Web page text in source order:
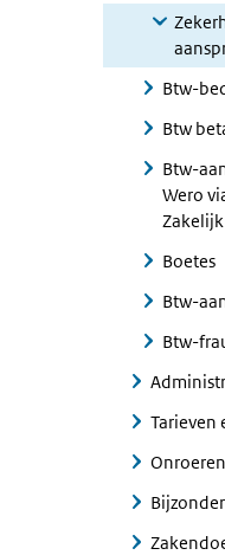
Btw-
Btw
Btw-
Wero
Zakelijk
Boetes
Btw-
Btw-
Tarieven